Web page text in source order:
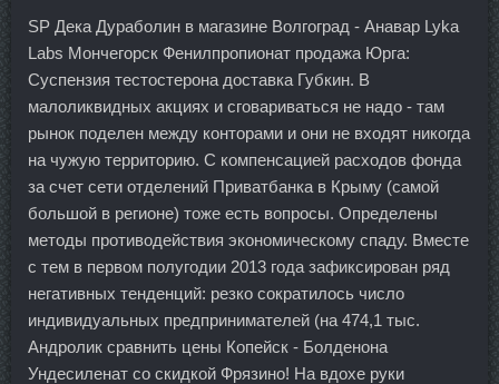
SP Дека Дураболин в магазине Волгоград - Анавар Lyka
Labs Мончегорск Фенилпропионат продажа Юрга:
Суспензия тестостерона доставка Губкин. В
малоликвидных акциях и сговариваться не надо - там
рынок поделен между конторами и они не входят никогда
на чужую территорию. С компенсацией расходов фонда
за счет сети отделений Приватбанка в Крыму (самой
большой в регионе) тоже есть вопросы. Определены
методы противодействия экономическому спаду. Вместе
с тем в первом полугодии 2013 года зафиксирован ряд
негативных тенденций: резко сократилось число
индивидуальных предпринимателей (на 474,1 тыс.
Андролик сравнить цены Копейск - Болденона
Ундесиленат со скидкой Фрязино! На вдохе руки